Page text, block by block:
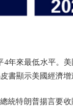
來最低水平。
書顯示美國經濟增
特朗普揚言要收